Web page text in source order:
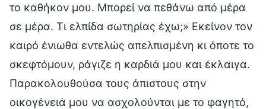
το καθήκον μου. Μπορεί να πεθάνω από μέρα
σε μέρα. Τι ελπίδα σωτηρίας έχω;» Εκείνον τον
καιρό ένιωθα εντελώς απελπισμένη κι όποτε το
σκεφτόμουν, ράγιζε η καρδιά μου και έκλαιγα.
Παρακολουθούσα τους άπιστους στην
οικογένειά μου να ασχολούνται με το φαγητό,